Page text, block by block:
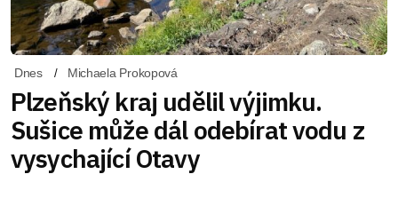
Dnes Michaela Prokopová
Plzeňský kraj udělil výjimku.
Sušice může dál odebírat vodu z
vysychající Otavy